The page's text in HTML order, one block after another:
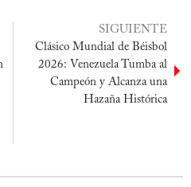
SIGUIENTE
Clásico Mundial de Béisbol
2026: Venezuela Tumba al
Campeón y Alcanza una
Hazaña Histórica